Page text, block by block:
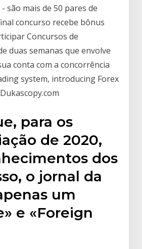
são mais de 50 pares de
concurso recebe bônus
Concursos de
duas semanas que envolve
conta com a concorrência
system, introducing Forex
para os
de 2020,
dos
o jornal da
um
e «Foreign